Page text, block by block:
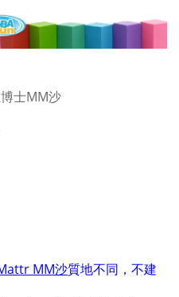
士MM沙
MM沙質地不同，不建